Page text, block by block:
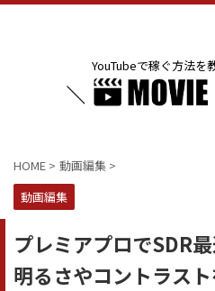
YouTubeで稼ぐ方法を
HOME > 動画編集 >
動画編集
プレミアプロでSDR
明るさやコントラス